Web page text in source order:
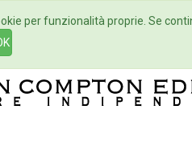
Eventi
per funzionalità proprie. Se